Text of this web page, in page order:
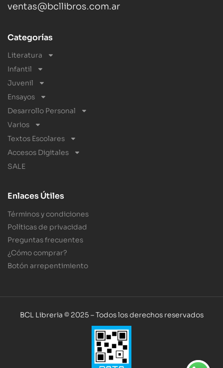
ventas@bcllibros.com.ar
Categorías
Literatura
Infantil
Juvenil
Ensayos
Desarrollo Personal
Varios
Textos Escolares
Accesos Digitales
SALE
Enlaces Útiles
Términos y condiciones
Políticas de privacidad
Preguntas frecuentes
¿Cómo comprar?
Botón arrepentimiento
BCL Libreria © 2025 – Todos los derechos reservados